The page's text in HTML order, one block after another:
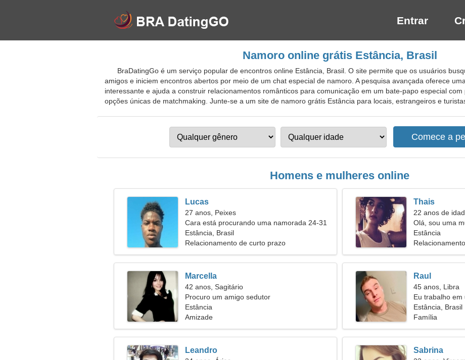
Entrar
Namoro online grátis Estância, Brasil
BraDatingGo é um serviço popular de encontros online Estância, Brasil. O site permite que os usuários
amigos e iniciem encontros abertos por meio de um chat especial de namoro. A pesquisa avançada oferece
interessante e ajuda a construir relacionamentos românticos para comunicação em um bate-papo especial
opções únicas de matchmaking. Junte-se a um site de namoro grátis Estância para locais, estrangeiros e
Homens e mulheres online
Lucas
27 anos, Peixes
Cara está procurando uma namorada 24-31
Estância, Brasil
Relacionamento de curto prazo
Thais
22 anos de
Olá, sou uma
Estância
Marcella
42 anos, Sagitário
Procuro um amigo sedutor
Estância
Amizade
Raul
45 anos, Libra
Eu trabalho
procura de
Estância, Brasil
Família
Leandro Sabrina